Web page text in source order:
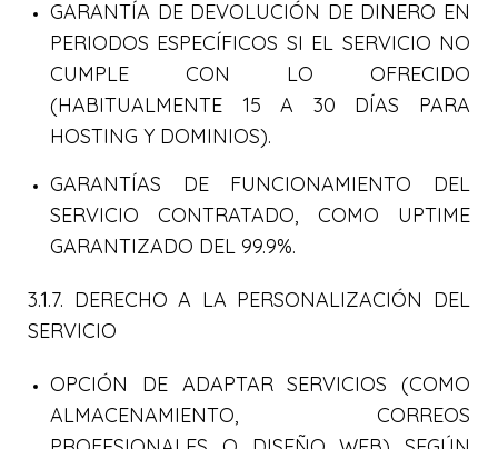
GARANTÍA DE DEVOLUCIÓN DE DINERO EN
PERIODOS ESPECÍFICOS SI EL SERVICIO NO
CUMPLE CON LO OFRECIDO
(HABITUALMENTE 15 A 30 DÍAS PARA
HOSTING Y DOMINIOS).
GARANTÍAS DE FUNCIONAMIENTO DEL
SERVICIO CONTRATADO, COMO UPTIME
GARANTIZADO DEL 99.9%.
3.1.7. DERECHO A LA PERSONALIZACIÓN DEL
SERVICIO
OPCIÓN DE ADAPTAR SERVICIOS (COMO
ALMACENAMIENTO, CORREOS